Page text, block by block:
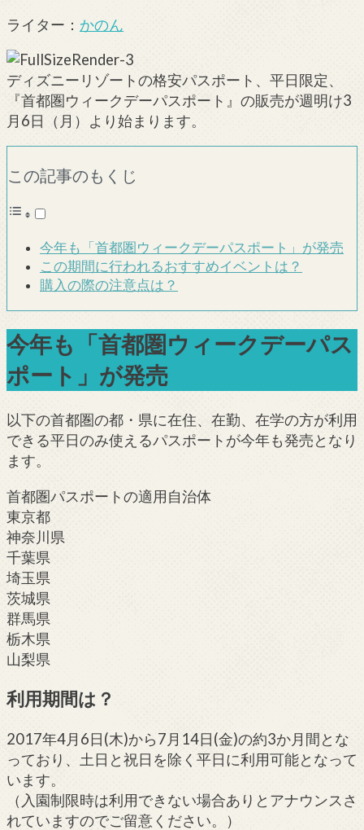
ライター： かのん
ディズニーリゾートの格安パスポート、平日限定、
『首都圏ウィークデーパスポート』の販売が週明け3
月6日（月）より始まります。
この記事のもくじ
今年も「首都圏ウィークデーパスポート」が発売
この期間に行われるおすすめイベントは？
購入の際の注意点は？
今年も「首都圏ウィークデーパス
ポート」が発売
以下の首都圏の都・県に在住、在勤、在学の方が利用
できる平日のみ使えるパスポートが今年も発売となり
ます。
首都圏パスポートの適用自治体
東京都
神奈川県
千葉県
埼玉県
茨城県
群馬県
栃木県
山梨県
利用期間は？
2017年4月6日(木)から7月14日(金)の約3か月間とな
っており、土日と祝日を除く平日に利用可能となって
います。
（入園制限時は利用できない場合ありとアナウンスさ
れていますのでご留意ください。）